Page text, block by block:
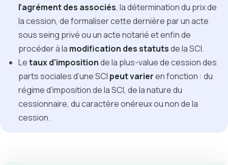
l’agrément des associés, la détermination du prix de
la cession, de formaliser cette dernière par un acte
sous seing privé ou un acte notarié et enfin de
procéder à la modification des statutsde la SCI.
Letaux d’impositionde la plus-value de cession des
parts sociales d’une SCI peut varieren fonction : du
régime d’imposition de la SCI, de la nature du
cessionnaire, du caractère onéreux ou non de la
cession.